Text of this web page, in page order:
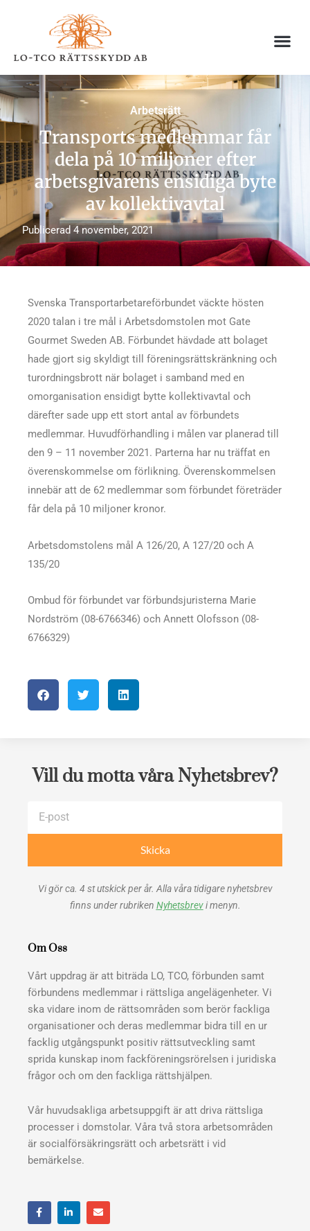
Arbetsrätt
Transports medlemmar får
dela på 10 miljoner efter
arbetsgivarens ensidiga byte
av kollektivavtal
Publicerad 4 november, 2021
Svenska Transportarbetareförbundet väckte hösten
2020 talan i tre mål i Arbetsdomstolen mot Gate
Gourmet Sweden AB. Förbundet hävdade att bolaget
hade gjort sig skyldigt till föreningsrättskränkning och
turordningsbrott när bolaget i samband med en
omorganisation ensidigt bytte kollektivavtal och
därefter sade upp ett stort antal av förbundets
medlemmar. Huvudförhandling i målen var planerad till
den 9 – 11 november 2021. Parterna har nu träffat en
överenskommelse om förlikning. Överenskommelsen
innebär att de 62 medlemmar som förbundet företräder
får dela på 10 miljoner kronor.
Arbetsdomstolens mål A 126/20, A 127/20 och A
135/20
Ombud för förbundet var förbundsjuristerna Marie
Nordström (08-6766346) och Annett Olofsson (08-
6766329)
Vill du motta våra Nyhetsbrev?
Skicka
Vi gör ca. 4 st utskick per år. Alla våra tidigare nyhetsbrev
finns under rubriken Nyhetsbrevi menyn.
Om Oss
Vårt uppdrag är att biträda LO, TCO, förbunden samt
förbundens medlemmar i rättsliga angelägenheter. Vi
ska vidare inom de rättsområden som berör fackliga
organisationer och deras medlemmar bidra till en ur
facklig utgångspunkt positiv rättsutveckling samt
sprida kunskap inom fackföreningsrörelsen i juridiska
frågor och om den fackliga rättshjälpen.
Vår huvudsakliga arbetsuppgift är att driva rättsliga
processer i domstolar. Våra två stora arbetsområden
är socialförsäkringsrätt och arbetsrätt i vid
bemärkelse.
F
a
c
L
i
n
E
n
v